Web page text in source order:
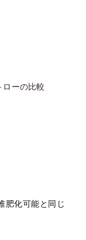
肥化可能と同じ